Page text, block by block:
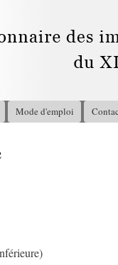
Mode d'emploi